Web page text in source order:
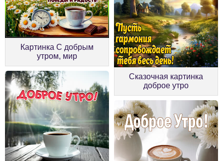
Картинка С добрым
утром, мир
Сказочная картинка
доброе утро